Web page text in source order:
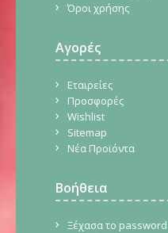
Όροι χρήσης
Αγορές
Εταιρείες
Προσφορές
Wishlist
Sitemap
Νέα Προϊόντα
Βοήθεια
Ξέχασα το password